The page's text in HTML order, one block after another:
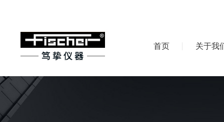
首页 关于我